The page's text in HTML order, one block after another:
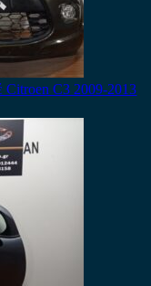
Citroen C3 2009-2013